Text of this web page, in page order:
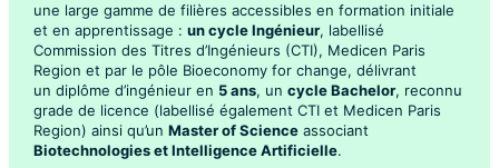
une large gamme de filières accessibles en formation initiale
et en apprentissage : un cycle Ingénieur, labellisé
Commission des Titres d’Ingénieurs (CTI), Medicen Paris
Region et par le pôle Bioeconomy for change, délivrant
un diplôme d’ingénieur en 5 ans, un cycle Bachelor, reconnu
grade de licence (labellisé également CTI et Medicen Paris
Region) ainsi qu’un Master of Science associant
Biotechnologies et Intelligence Artificielle.